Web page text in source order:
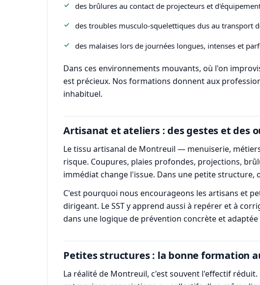
des brûlures au contact de projecteurs et
des troubles musculo-squelettiques dus au transport
des malaises lors de journées longues, intenses et
Dans ces environnements mouvants, où l'on
est précieux. Nos formations donnent aux
inhabituel.
Artisanat et ateliers : des gestes et des
Le tissu artisanal de Montreuil — menuiserie,
risque. Coupures, plaies profondes, projections,
immédiat change l'issue. Dans une petite
C'est pourquoi nous encourageons les artisans et
dirigeant. Le SST y apprend aussi à repérer et à
dans une logique de prévention concrète et adaptée
Petites structures : la bonne formation
La réalité de Montreuil, c'est souvent l'effectif